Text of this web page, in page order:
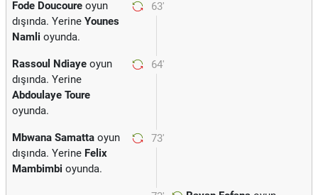
63'
Fode Doucoure oyun
dışında. Yerine Younes
Namli oyunda.
64'
Rassoul Ndiaye oyun
dışında. Yerine
Abdoulaye Toure
oyunda.
73'
Mbwana Samatta oyun
dışında. Yerine Felix
Mambimbi oyunda.